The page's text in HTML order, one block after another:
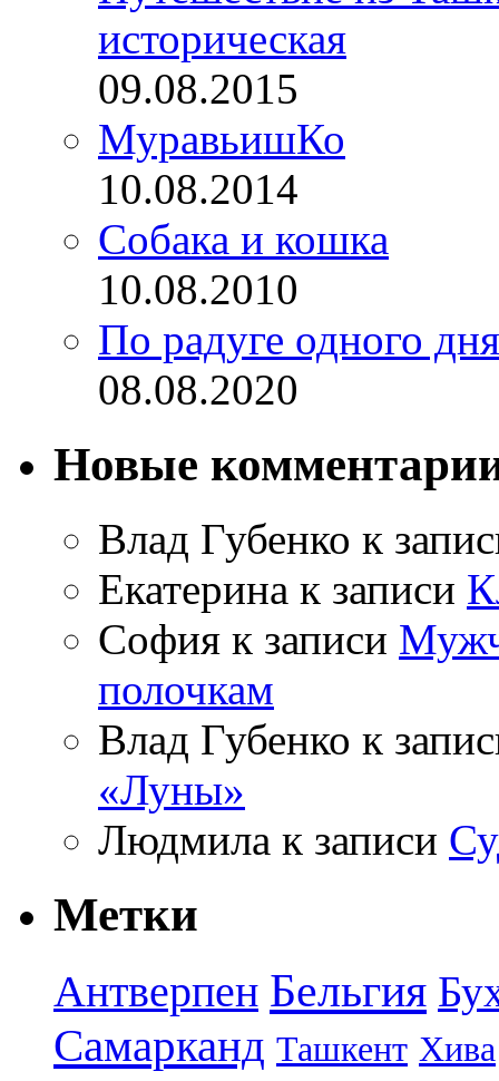
историческая
09.08.2015
МуравьишКо
10.08.2014
Собака и кошка
10.08.2010
По радуге одного дня
08.08.2020
Новые
Влад Губенко к
Екатерина к записи
София к записи
полочкам
Влад Губенко к
«Луны»
Людмила к записи
Метки
Антверпен Бельгия
Самарканд Ташкент Хива